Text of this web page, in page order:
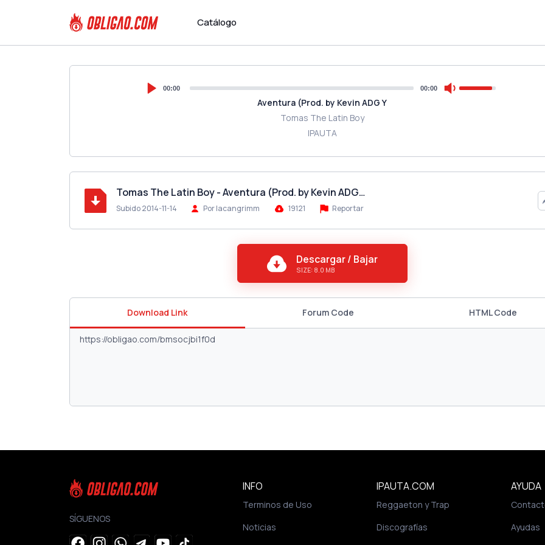
Catálogo
00:00 00:00
Aventura (Prod. by Kevin ADG Y
Tomas The Latin Boy
IPAUTA
Tomas The Latin Boy - Aventura (Prod. by Kevin ADG…
Subido 2014-11-14 Por lacangrimm 19121 Reportar
Descargar / Bajar
SIZE: 8.0 MB
Download Link Forum Code HTML Code
SÍGUENOS
INFO
Terminos de Uso
Noticias
IPAUTA.COM
Reggaeton y Trap
Discografías
AYUDA
Ayudas